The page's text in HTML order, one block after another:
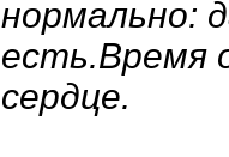
нормально:
есть.Время
сердце.